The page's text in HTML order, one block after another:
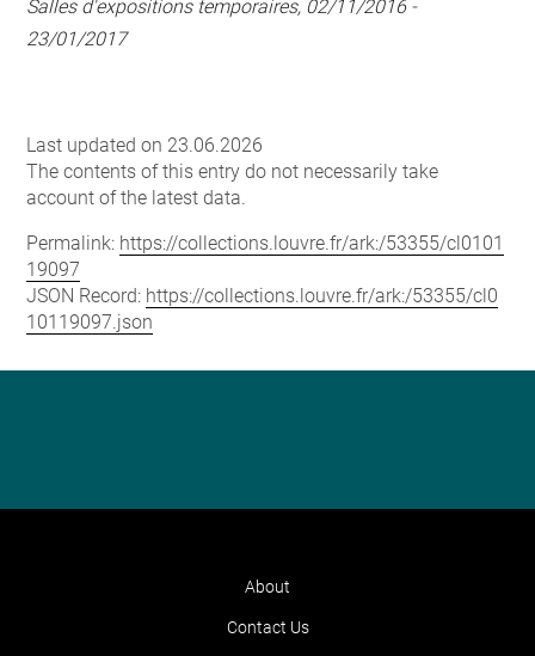
Salles d'expositions temporaires, 02/11/2016 -
23/01/2017
Last updated on 23.06.2026
The contents of this entry do not necessarily take
account of the latest data.
Permalink: https://collections.louvre.fr/ark:/53355/cl0101
19097
JSON Record: https://collections.louvre.fr/ark:/53355/cl0
10119097.json
About
Contact Us